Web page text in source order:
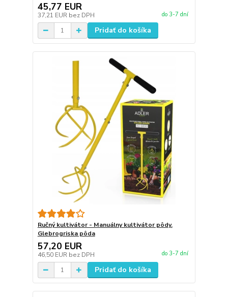
45,77 EUR
37,21 EUR bez DPH do 3-7 dní
Pridať do košíka
Ručný kultivátor - Manuálny kultivátor pôdy.
Glebrogriska pôda
57,20 EUR
46,50 EUR bez DPH do 3-7 dní
Pridať do košíka